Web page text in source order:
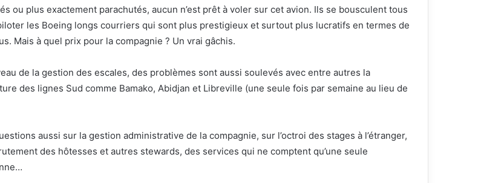
ou plus exactement parachutés, aucun n’est prêt à voler sur cet avion. Ils se bousculent tous
les Boeing longs courriers qui sont plus prestigieux et surtout plus lucratifs en termes de
Mais à quel prix pour la compagnie ? Un vrai gâchis.
de la gestion des escales, des problèmes sont aussi soulevés avec entre autres la
des lignes Sud comme Bamako, Abidjan et Libreville (une seule fois par semaine au lieu de
aussi sur la gestion administrative de la compagnie, sur l’octroi des stages à l’étranger,
des hôtesses et autres stewards, des services qui ne comptent qu’une seule